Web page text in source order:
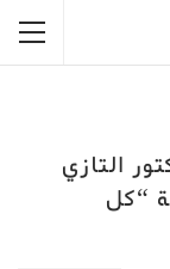
التازي
“كل